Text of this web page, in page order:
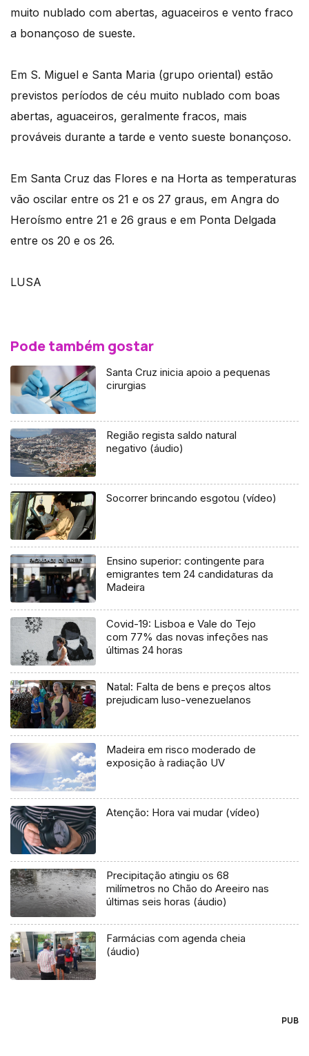
muito nublado com abertas, aguaceiros e vento fraco
a bonançoso de sueste.
Em S. Miguel e Santa Maria (grupo oriental) estão
previstos períodos de céu muito nublado com boas
abertas, aguaceiros, geralmente fracos, mais
prováveis durante a tarde e vento sueste bonançoso.
Em Santa Cruz das Flores e na Horta as temperaturas
vão oscilar entre os 21 e os 27 graus, em Angra do
Heroísmo entre 21 e 26 graus e em Ponta Delgada
entre os 20 e os 26.
LUSA
Pode também gostar
Santa Cruz inicia apoio a pequenas
cirurgias
Região regista saldo natural
negativo (áudio)
Socorrer brincando esgotou (vídeo)
Ensino superior: contingente para
emigrantes tem 24 candidaturas da
Madeira
Covid-19: Lisboa e Vale do Tejo
com 77% das novas infeções nas
últimas 24 horas
Natal: Falta de bens e preços altos
prejudicam luso-venezuelanos
Madeira em risco moderado de
exposição à radiação UV
Atenção: Hora vai mudar (vídeo)
Precipitação atingiu os 68
milímetros no Chão do Areeiro nas
últimas seis horas (áudio)
Farmácias com agenda cheia
(áudio)
PUB